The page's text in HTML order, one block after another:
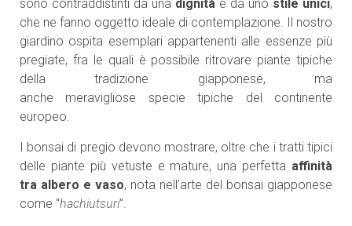
sono contraddistinti da una dignità e da uno stile unici,
che ne fanno oggetto ideale di contemplazione. Il nostro
giardino ospita esemplari appartenenti alle essenze più
pregiate, fra le quali è possibile ritrovare piante tipiche
della tradizione giapponese, ma
anche meravigliose specie tipiche del continente
europeo.
I bonsai di pregio devono mostrare, oltre che i tratti tipici
delle piante più vetuste e mature, una perfetta affinità
tra albero e vaso, nota nell’arte del bonsai giapponese
come “hachiutsuri”.